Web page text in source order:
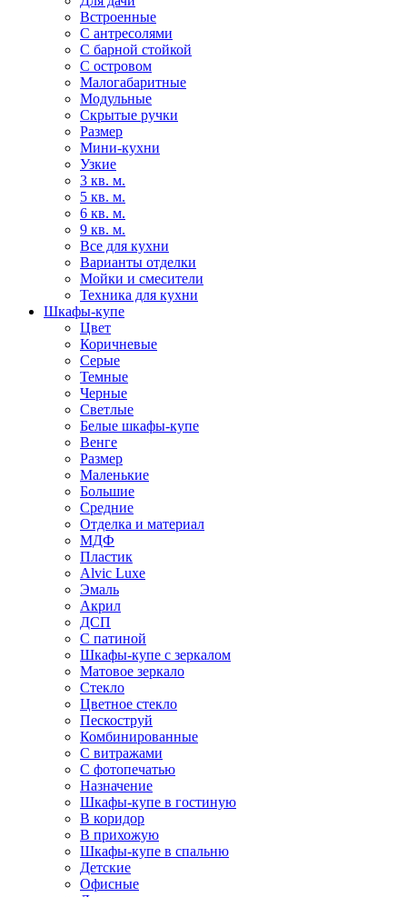
Встроенные
С антресолями
С барной стойкой
С островом
Малогабаритные
Модульные
Скрытые ручки
Размер
Мини-кухни
Узкие
3 кв. м.
5 кв. м.
6 кв. м.
9 кв. м.
Все для кухни
Варианты отделки
Мойки и смесители
Техника для кухни
Шкафы-купе
Цвет
Коричневые
Серые
Темные
Черные
Светлые
Белые шкафы-купе
Венге
Размер
Маленькие
Большие
Средние
Отделка и материал
МДФ
Пластик
Alvic Luxe
Эмаль
Акрил
ДСП
С патиной
Шкафы-купе с зеркалом
Матовое зеркало
Стекло
Цветное стекло
Пескоструй
Комбинированные
С витражами
С фотопечатью
Назначение
Шкафы-купе в гостиную
В коридор
В прихожую
Шкафы-купе в спальню
Детские
Офисные